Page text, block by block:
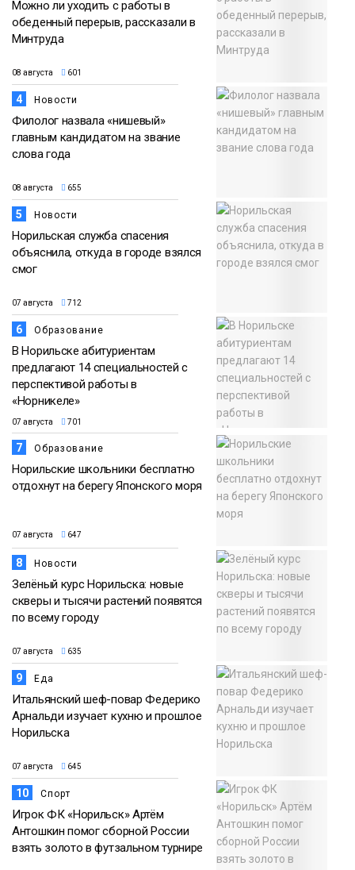
Можно ли уходить с работы в
обеденный перерыв, рассказали в
Минтруда
08 августа 601
4 Новости
Филолог назвала «нишевый»
главным кандидатом на звание
слова года
08 августа 655
5 Новости
Норильская служба спасения
объяснила, откуда в городе взялся
смог
07 августа 712
6 Образование
В Норильске абитуриентам
предлагают 14 специальностей с
перспективой работы в
«Норникеле»
07 августа 701
7 Образование
Норильские школьники бесплатно
отдохнут на берегу Японского моря
07 августа 647
8 Новости
Зелёный курс Норильска: новые
скверы и тысячи растений появятся
по всему городу
07 августа 635
9 Еда
Итальянский шеф-повар Федерико
Арнальди изучает кухню и прошлое
Норильска
07 августа 645
10 Спорт
Игрок ФК «Норильск» Артём
Антошкин помог сборной России
взять золото в футзальном турнире